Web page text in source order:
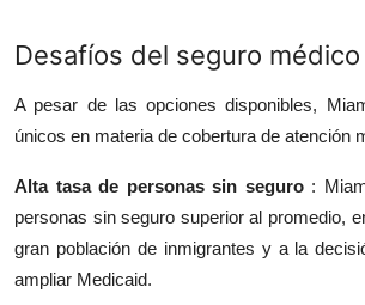
Desafíos del seguro mé
A pesar de las opciones disponibles,
únicos en materia de cobertura de atención
Alta tasa de personas sin seguro :
personas sin seguro superior al promedio,
gran población de inmigrantes y a la
ampliar Medicaid.